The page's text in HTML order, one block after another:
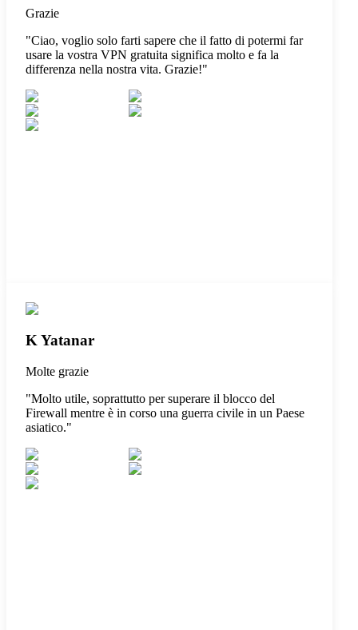
Grazie
"Ciao, voglio solo farti sapere che il fatto di potermi far
usare la vostra VPN gratuita significa molto e fa la
differenza nella nostra vita. Grazie!"
K Yatanar
Molte grazie
"Molto utile, soprattutto per superare il blocco del
Firewall mentre è in corso una guerra civile in un Paese
asiatico."